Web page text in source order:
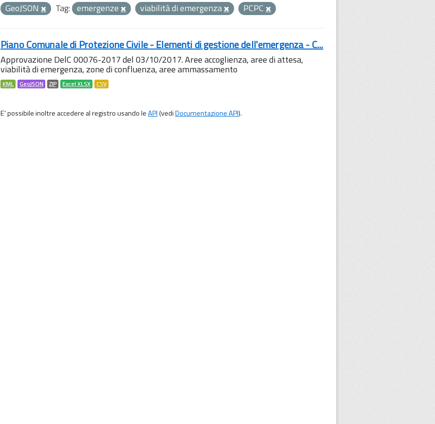
GeoJSON
Tag: emergenze viabilità di emergenza PCPC
Piano Comunale di Protezione Civile - Elementi di gestione dell'emergenza - C...
Approvazione DelC 00076-2017 del 03/10/2017. Aree accoglienza, aree di attesa,
viabilità di emergenza, zone di confluenza, aree ammassamento
KML GeoJSON ZIP Excel XLSX CSV
E' possibile inoltre accedere al registro usando leAPI(vediDocumentazione API).